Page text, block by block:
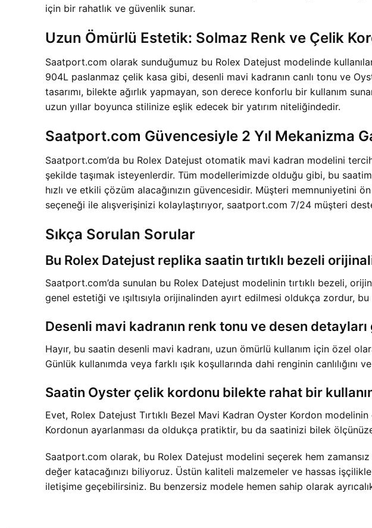
için bir rahatlık ve güvenlik sunar.
Uzun Ömürlü Estetik: Solmaz Renk ve Çelik
Saatport.com olarak sunduğumuz bu Rolex Datejust modelinde
904L paslanmaz çelik kasa gibi, desenli mavi kadranın canlı tonu ve
tasarımı, bilekte ağırlık yapmayan, son derece konforlu bir kullanım
uzun yıllar boyunca stilinize eşlik edecek bir yatırım niteliğindedir.
Saatport.com Güvencesiyle 2 Yıl Mekanizma
Saatport.com’da bu Rolex Datejust otomatik mavi kadran modelini
şekilde taşımak isteyenlerdir. Tüm modellerimizde olduğu gibi, bu
hızlı ve etkili çözüm alacağınızın güvencesidir. Müşteri memnuniyetini
seçeneği ile alışverişinizi kolaylaştırıyor, saatport.com 7/24 müşteri
Sıkça Sorulan Sorular
Bu Rolex Datejust replika saatin tırtıklı bezeli
Saatport.com’da sunulan bu Rolex Datejust modelinin tırtıklı bezeli,
genel estetiği ve ışıltısıyla orijinalinden ayırt edilmesi oldukça zordur,
Desenli mavi kadranın renk tonu ve desen
Hayır, bu saatin desenli mavi kadranı, uzun ömürlü kullanım için özel
Günlük kullanımda veya farklı ışık koşullarında dahi renginin canlılığını
Saatin Oyster çelik kordonu bilekte rahat bir
Evet, Rolex Datejust Tırtıklı Bezel Mavi Kadran Oyster Kordon
Kordonun ayarlanması da oldukça pratiktir, bu da saatinizi bilek
Saatport.com olarak, bu Rolex Datejust modelini seçerek hem
değer katacağınızı biliyoruz. Üstün kaliteli malzemeler ve hassas
iletişime geçebilirsiniz. Bu benzersiz modele hemen sahip olarak